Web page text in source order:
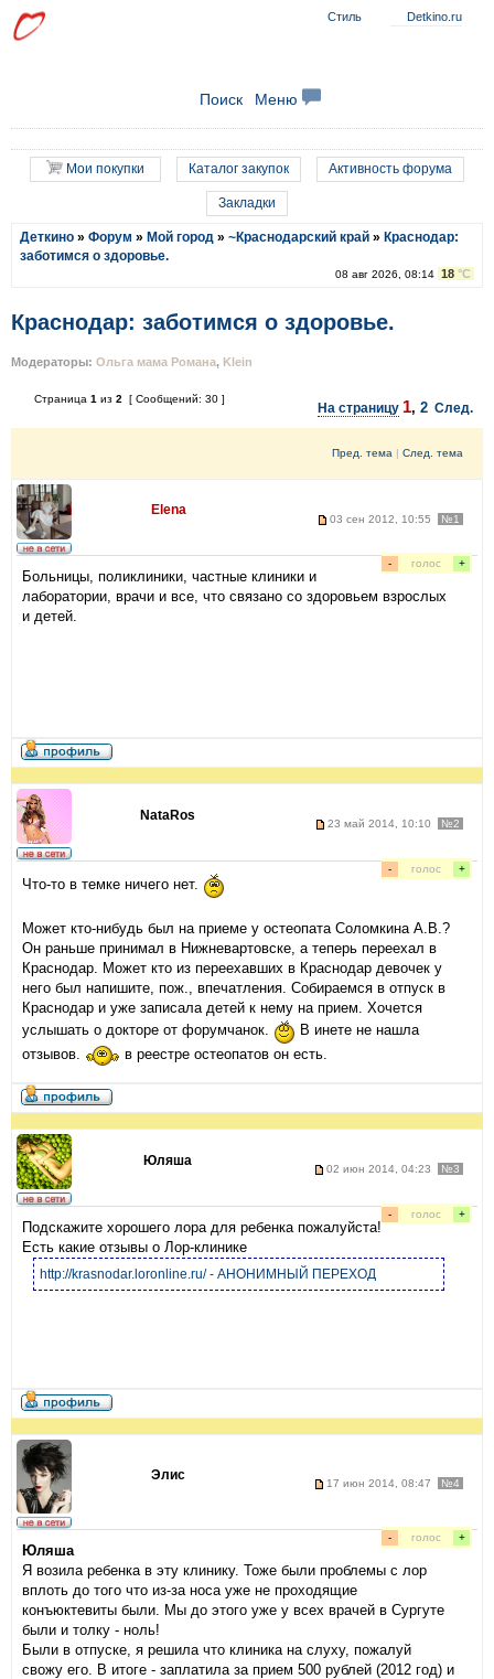
Detkino.ru
Стиль
Поиск Меню
Мои покупки Каталог закупок Активность форума
Закладки
Деткино » Форум » Мой город » ~Краснодарский край » Краснодар:
заботимся о здоровье.
08 авг 2026, 08:14 18 °C
Краснодар: заботимся о здоровье.
Модераторы: Ольга мама Романа, Klein
Страница 1 из 2 [ Сообщений: 30 ]
На страницу 1, 2 След.
Пред. тема | След. тема
Elena
03 сен 2012, 10:55 №1
- голос +
Больницы, поликлиники, частные клиники и
лаборатории, врачи и все, что связано со здоровьем взрослых
и детей.
NataRos
23 май 2014, 10:10 №2
- голос +
Что-то в темке ничего нет.
Может кто-нибудь был на приеме у остеопата Соломкина А.В.?
Он раньше принимал в Нижневартовске, а теперь переехал в
Краснодар. Может кто из переехавших в Краснодар девочек у
него был напишите, пож., впечатления. Собираемся в отпуск в
Краснодар и уже записала детей к нему на прием. Хочется
услышать о докторе от форумчанок.
В инете не нашла
отзывов.
в реестре остеопатов он есть.
Юляша
02 июн 2014, 04:23 №3
- голос +
Подскажите хорошего лора для ребенка пожалуйста!
Есть какие отзывы о Лор-клинике
http://krasnodar.loronline.ru/ - АНОНИМНЫЙ ПЕРЕХОД
Элис
17 июн 2014, 08:47 №4
- голос +
Юляша
Я возила ребенка в эту клинику. Тоже были проблемы с лор
вплоть до того что из-за носа уже не проходящие
конъюктевиты были. Мы до этого уже у всех врачей в Сургуте
были и толку - ноль!
Были в отпуске, я решила что клиника на слуху, пожалуй
свожу его. В итоге - заплатила за прием 500 рублей (2012 год) и